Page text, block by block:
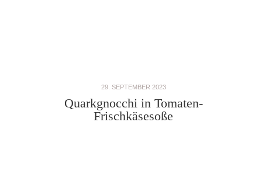
29. SEPTEMBER 2023
Quarkgnocchi in Tomaten-
Frischkäsesoße